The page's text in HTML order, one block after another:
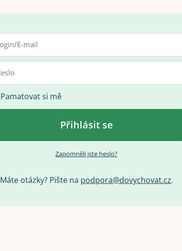
Pamatovat si mě
Přihlásit se
Zapomněli jste heslo?
Máte otázky? Pište na podpora@dovychovat.cz.